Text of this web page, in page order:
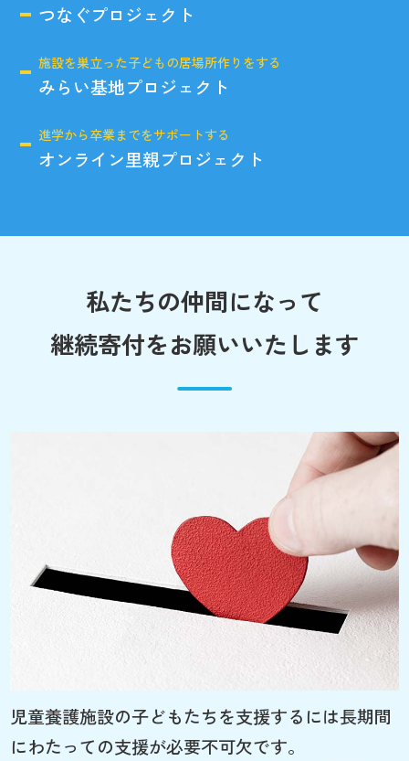
つなぐプロジェクト
施設を巣立った子どもの居場所作りをする
みらい基地プロジェクト
進学から卒業までをサポートする
オンライン里親プロジェクト
私たちの仲間になって
継続寄付をお願いいたします
児童養護施設の子どもたちを支援するには長期間
にわたっての支援が必要不可欠です。